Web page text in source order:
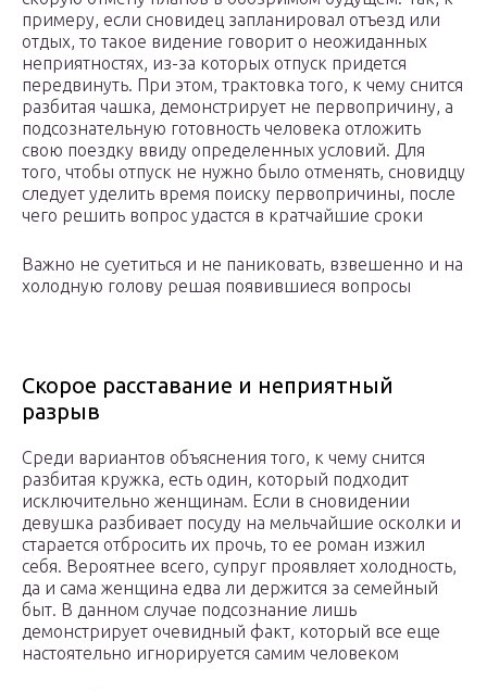
примеру, если сновидец запланировал отъезд или
отдых, то такое видение говорит о неожиданных
неприятностях, из-за которых отпуск придется
передвинуть. При этом, трактовка того, к чему снится
разбитая чашка, демонстрирует не первопричину, а
подсознательную готовность человека отложить
свою поездку ввиду определенных условий. Для
того, чтобы отпуск не нужно было отменять, сновидцу
следует уделить время поиску первопричины, после
чего решить вопрос удастся в кратчайшие сроки
Важно не суетиться и не паниковать, взвешенно и на
холодную голову решая появившиеся вопросы
Скорое расставание и неприятный
разрыв
Среди вариантов объяснения того, к чему снится
разбитая кружка, есть один, который подходит
исключительно женщинам. Если в сновидении
девушка разбивает посуду на мельчайшие осколки и
старается отбросить их прочь, то ее роман изжил
себя. Вероятнее всего, супруг проявляет холодность,
да и сама женщина едва ли держится за семейный
быт. В данном случае подсознание лишь
демонстрирует очевидный факт, который все еще
настоятельно игнорируется самим человеком